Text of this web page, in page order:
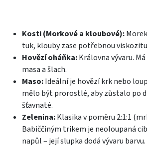
Kosti (Morkové a kloubové):
tuk, klouby zase potřebnou
Hovězí oháňka:Královna vývaru.
masa a šlach.
Maso:Ideální je hovězí krk nebo
mělo být prorostlé, aby zůstalo po
šťavnaté.
Zelenina:Klasika v poměru 2:1:1
Babiččiným trikem je neoloupaná
napůl – její slupka dodá vývaru barvu.